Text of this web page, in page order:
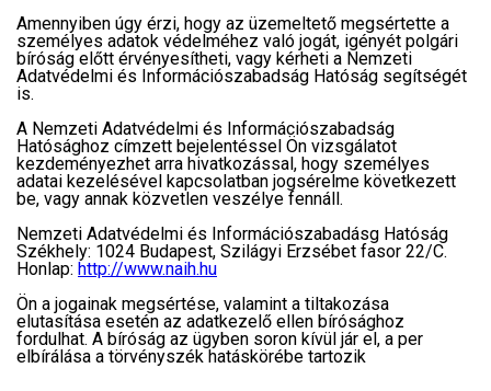
Amennyiben úgy érzi, hogy az üzemeltető megsértette a
személyes adatok védelméhez való jogát, igényét polgári
bíróság előtt érvényesítheti, vagy kérheti a Nemzeti
Adatvédelmi és Információszabadság Hatóság segítségét
is.
A Nemzeti Adatvédelmi és Információszabadság
Hatósághoz címzett bejelentéssel Ön vizsgálatot
kezdeményezhet arra hivatkozással, hogy személyes
adatai kezelésével kapcsolatban jogsérelme következett
be, vagy annak közvetlen veszélye fennáll.
Nemzeti Adatvédelmi és Információszabadásg Hatóság
Székhely: 1024 Budapest, Szilágyi Erzsébet fasor 22/C.
Honlap: http://www.naih.hu
Ön a jogainak megsértése, valamint a tiltakozása
elutasítása esetén az adatkezelő ellen bírósághoz
fordulhat. A bíróság az ügyben soron kívül jár el, a per
elbírálása a törvényszék hatáskörébe tartozik